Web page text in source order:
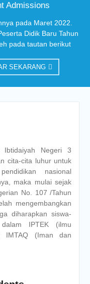
Admissions
pada Maret 2022.
Didik Baru Tahun
pada tautan berikut
SEKARANG
Negeri 3
cita-cita luhur untuk
nasional
maka mulai sejak
No. 107 /Tahun
mengembangkan
diharapkan siswa-
IPTEK (ilmu
IMTAQ (Iman dan